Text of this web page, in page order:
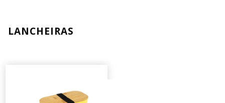
LANCHEIRAS